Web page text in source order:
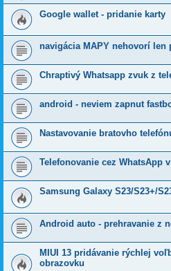
Google wallet - pridanie karty
navigácia MAPY nehovorí len
Chraptivý Whatsapp zvuk z
android - neviem zapnut
Nastavovanie bratovho
Telefonovanie cez WhatsApp
Samsung Galaxy S23/S23+/
Android auto - prehravanie z
MIUI 13 pridávanie rýchlej
obrazovku